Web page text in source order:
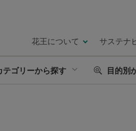
花王について サステナ
テゴリーから探す 目的別